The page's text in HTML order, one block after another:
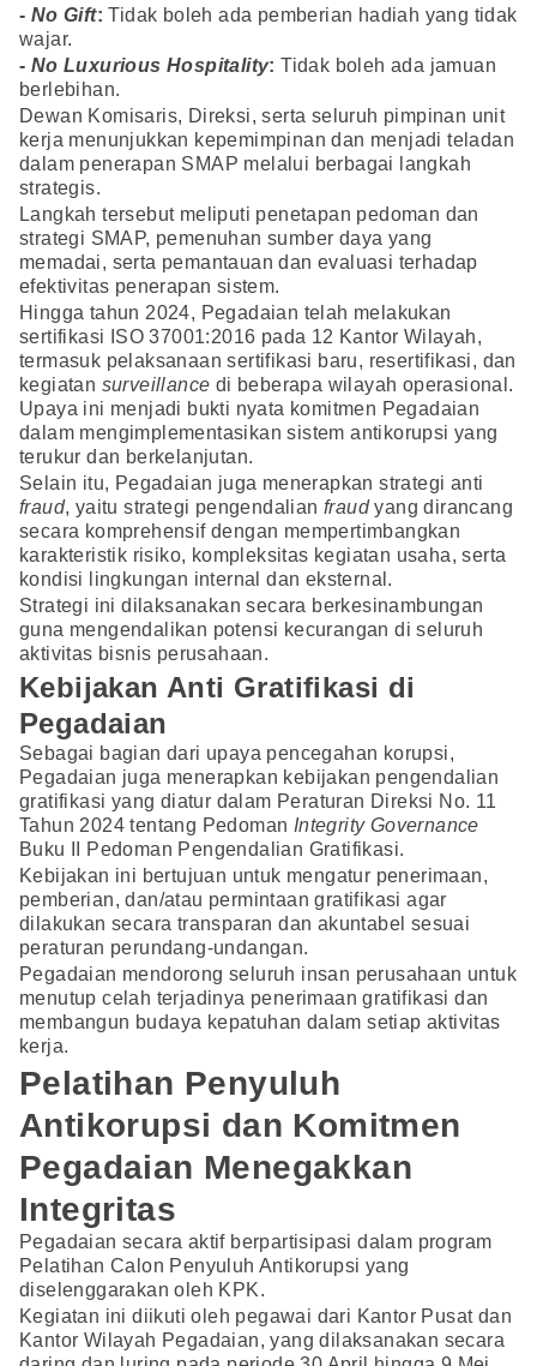
- No Gift: Tidak boleh ada pemberian hadiah yang tidak
wajar.
- No Luxurious Hospitality: Tidak boleh ada jamuan
berlebihan.
Dewan Komisaris, Direksi, serta seluruh pimpinan unit
kerja menunjukkan kepemimpinan dan menjadi teladan
dalam penerapan SMAP melalui berbagai langkah
strategis.
Langkah tersebut meliputi penetapan pedoman dan
strategi SMAP, pemenuhan sumber daya yang
memadai, serta pemantauan dan evaluasi terhadap
efektivitas penerapan sistem.
Hingga tahun 2024, Pegadaian telah melakukan
sertifikasi ISO 37001:2016 pada 12 Kantor Wilayah,
termasuk pelaksanaan sertifikasi baru, resertifikasi, dan
kegiatan surveillance di beberapa wilayah operasional.
Upaya ini menjadi bukti nyata komitmen Pegadaian
dalam mengimplementasikan sistem antikorupsi yang
terukur dan berkelanjutan.
Selain itu, Pegadaian juga menerapkan strategi anti
fraud, yaitu strategi pengendalian fraudyang dirancang
secara komprehensif dengan mempertimbangkan
karakteristik risiko, kompleksitas kegiatan usaha, serta
kondisi lingkungan internal dan eksternal.
Strategi ini dilaksanakan secara berkesinambungan
guna mengendalikan potensi kecurangan di seluruh
aktivitas bisnis perusahaan.
Kebijakan Anti Gratifikasi di
Pegadaian
Sebagai bagian dari upaya pencegahan korupsi,
Pegadaian juga menerapkan kebijakan pengendalian
gratifikasi yang diatur dalam Peraturan Direksi No. 11
Tahun 2024 tentang Pedoman Integrity Governance
Buku II Pedoman Pengendalian Gratifikasi.
Kebijakan ini bertujuan untuk mengatur penerimaan,
pemberian, dan/atau permintaan gratifikasi agar
dilakukan secara transparan dan akuntabel sesuai
peraturan perundang-undangan.
Pegadaian mendorong seluruh insan perusahaan untuk
menutup celah terjadinya penerimaan gratifikasi dan
membangun budaya kepatuhan dalam setiap aktivitas
kerja.
Pelatihan Penyuluh
Antikorupsi dan Komitmen
Pegadaian Menegakkan
Integritas
Pegadaian secara aktif berpartisipasi dalam program
Pelatihan Calon Penyuluh Antikorupsi yang
diselenggarakan oleh KPK.
Kegiatan ini diikuti oleh pegawai dari Kantor Pusat dan
Kantor Wilayah Pegadaian, yang dilaksanakan secara